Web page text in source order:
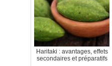
Haritaki : avantages, effets
secondaires et préparatifs